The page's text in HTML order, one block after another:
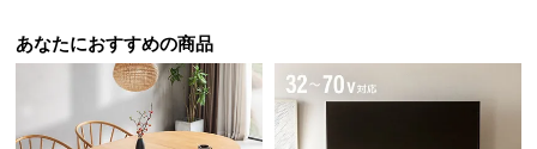
あなたにおすすめの商品